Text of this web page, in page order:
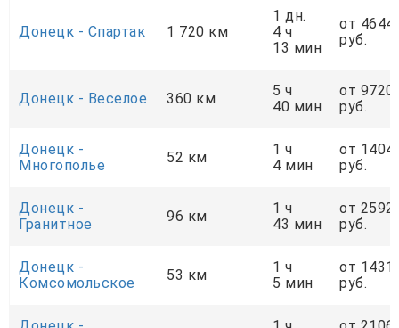
Донецк - Спартак 1 720 км
1 дн.
4 ч
13 мин
от
руб.
Донецк - Веселое 360 км
5 ч
40 мин
от 9720
руб.
Донецк -
Многополье
52 км
1 ч
4 мин
от 1404
руб.
Донецк -
Гранитное
96 км
1 ч
43 мин
от 2592
руб.
Донецк -
Комсомольское
53 км
1 ч
5 мин
от 1431
руб.